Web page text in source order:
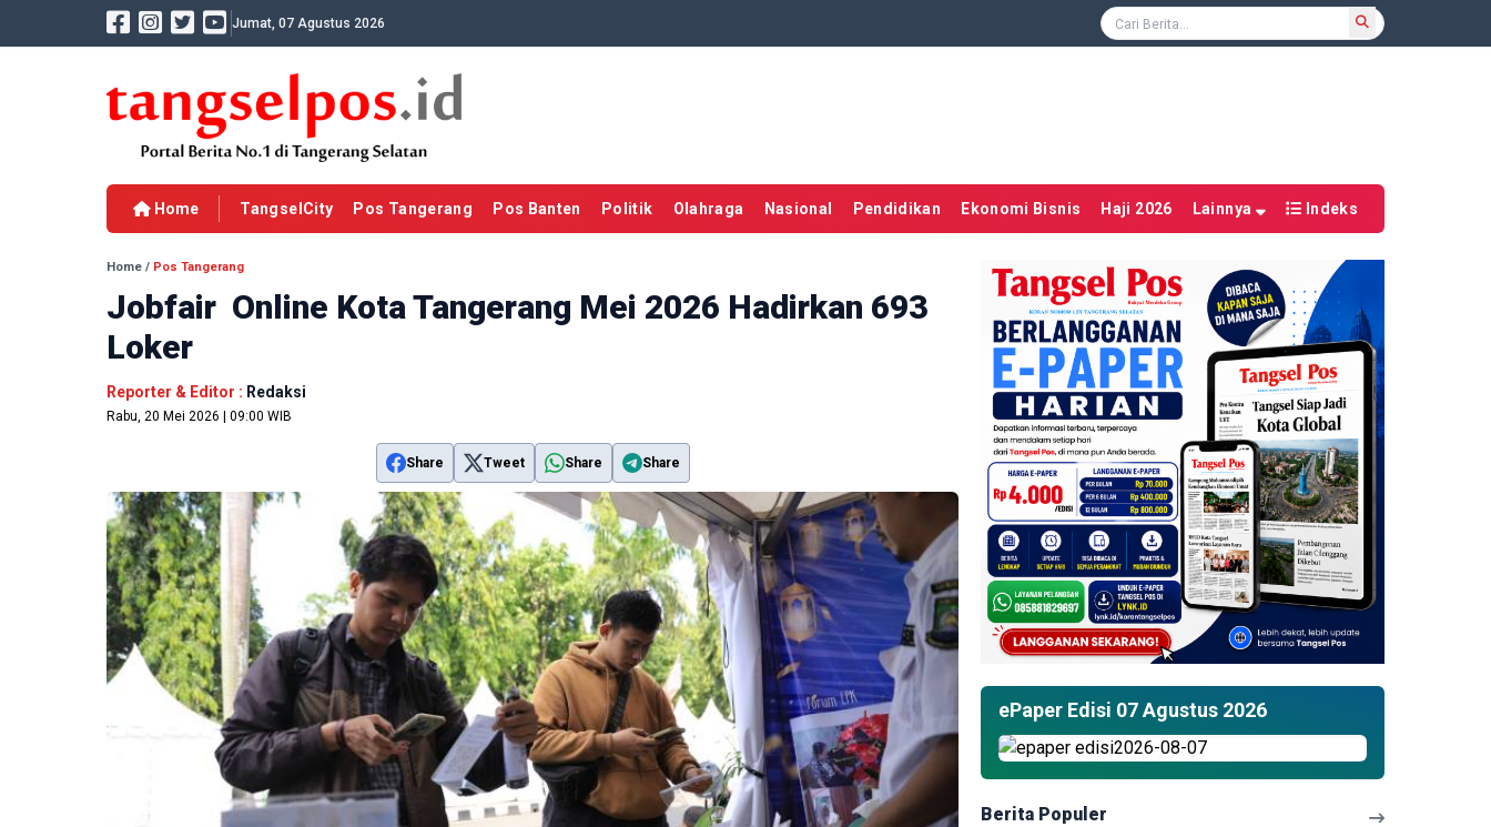
Jumat, 07 Agustus 2026
Home TangselCity Pos Tangerang Pos Banten Politik Olahraga Nasional Pendidikan Ekonomi Bisnis Haji 2026 Lainnya Indeks
Home / Pos Tangerang
Jobfair Online Kota Tangerang Mei 2026 Hadirkan 693
Loker
Reporter & Editor : Redaksi
Rabu, 20 Mei 2026 | 09:00 WIB
Share Tweet Share Share
ePaper Edisi 07 Agustus 2026
Berita Populer